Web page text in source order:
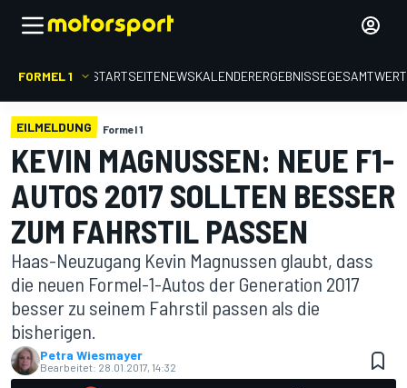
FORMEL 1 STARTSEITENEWSKALENDERERGEBNISSE
EILMELDUNG Formel 1
KEVIN MAGNUSSEN: NEUE F1-
AUTOS 2017 SOLLTEN BESSER
ZUM FAHRSTIL PASSEN
Haas-Neuzugang Kevin Magnussen glaubt, dass
die neuen Formel-1-Autos der Generation 2017
besser zu seinem Fahrstil passen als die
bisherigen.
Petra Wiesmayer
Bearbeitet: 28.01.2017, 14:32